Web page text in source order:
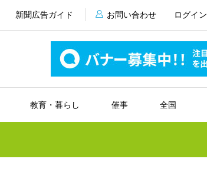
新聞広告ガイド お問い合わせ ログイン
教育・暮らし 催事 全国